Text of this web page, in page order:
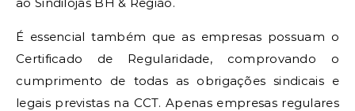
É essencial também que as empresas possuam o
Certificado de Regularidade, comprovando o
cumprimento de todas as obrigações sindicais e
legais previstas na CCT. Apenas empresas regulares